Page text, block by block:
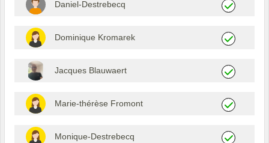
Daniel-Destrebecq
Dominique Kromarek
Jacques Blauwaert
Marie-thérèse Fromont
Monique-Destrebecq